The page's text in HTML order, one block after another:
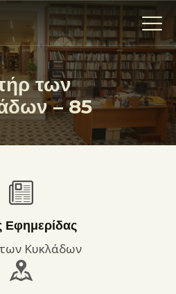
των
– 85
Εφημερίδας
Κυκλάδων